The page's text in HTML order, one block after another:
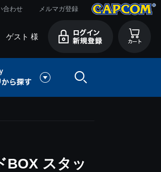
合わせ メルマガ登録
ゲスト 様
BOX スタッ